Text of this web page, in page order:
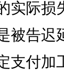
实际损
被告迟
支付加